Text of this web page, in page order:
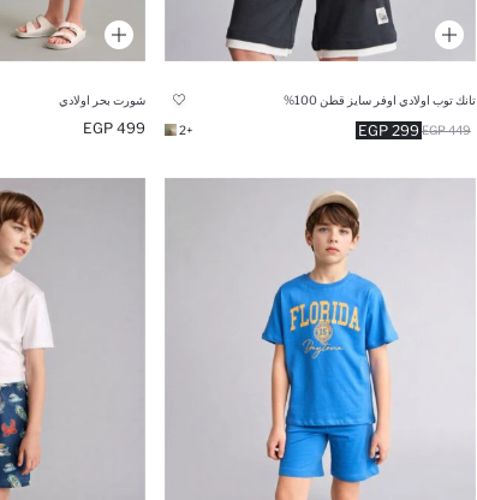
تانك توب اولادي اوفر سايز قطن 100%
299 EGP 449 EGP
+2
شورت بحر اولادي
499 EGP